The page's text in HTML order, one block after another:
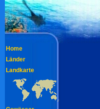
Home
Länder
Landkarte